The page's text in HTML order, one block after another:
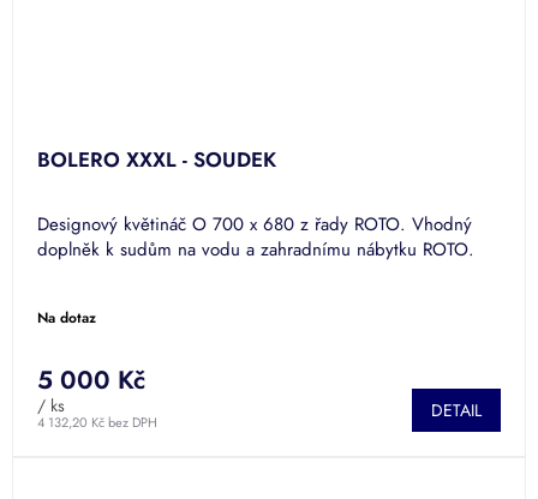
BOLERO XXXL - SOUDEK
Designový květináč O 700 x 680 z řady ROTO. Vhodný
doplněk k sudům na vodu a zahradnímu nábytku ROTO.
Na dotaz
4 132,20 Kč bez DPH
5 000 Kč
/ ks DETAIL